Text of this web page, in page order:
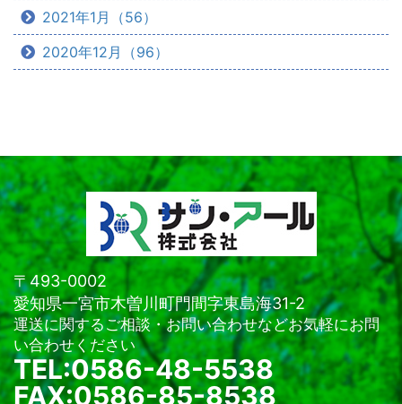
2021年1月（56）
2020年12月（96）
〒493-0002
愛知県一宮市木曽川町門間字東島海31-2
運送に関するご相談・お問い合わせなどお気軽にお問
い合わせください
TEL:0586-48-5538
FAX:0586-85-8538